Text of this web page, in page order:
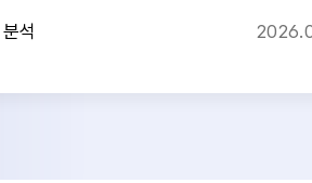
석